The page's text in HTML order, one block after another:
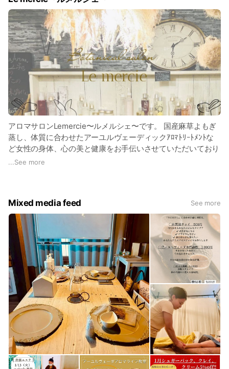
アロマサロンLemercie〜ルメルシェ〜です。 国産麻草よもぎ
蒸し、体質に合わせたアーユルヴェーディックｱﾛﾏﾄﾘｰﾄﾒﾝﾄな
ど女性の身体、心の美と健康をお手伝いさせていただいており
ます。女性のお悩みもさまざまあります。人にはなかなか話せ
ホッとくつろげる空間作りをもっとうに。是非お越し下さい。
お待ちしています(*^^*)
...See more
Mixed media feed See more